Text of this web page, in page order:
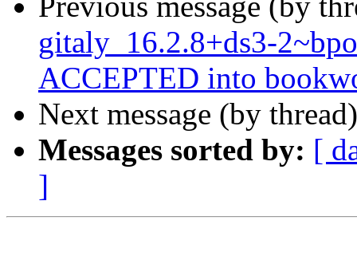
gitaly_16.2.8+ds3-
ACCEPTED into
Next message (by
Messages sorted by: [
]